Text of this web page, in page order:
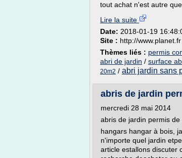
tout achat n'est autre
Lire la suite
Date: 2018-01-19
Site : http://www.planet.fr
Thèmes liés : permis
abri de jardin / surface
20m2 / abri jardin sans
abris de jardin
mercredi 28 mai 2014
abris de jardin permis de
hangars hangar à bois,
n'importe quel jardin
article estallons discuter